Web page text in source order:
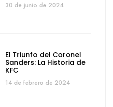
30 de junio de 2024
El Triunfo del Coronel
Sanders: La Historia de
KFC
14 de febrero de 2024